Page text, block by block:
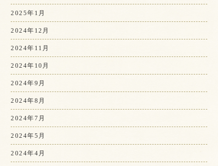
2025年1月
2024年12月
2024年11月
2024年10月
2024年9月
2024年8月
2024年7月
2024年5月
2024年4月